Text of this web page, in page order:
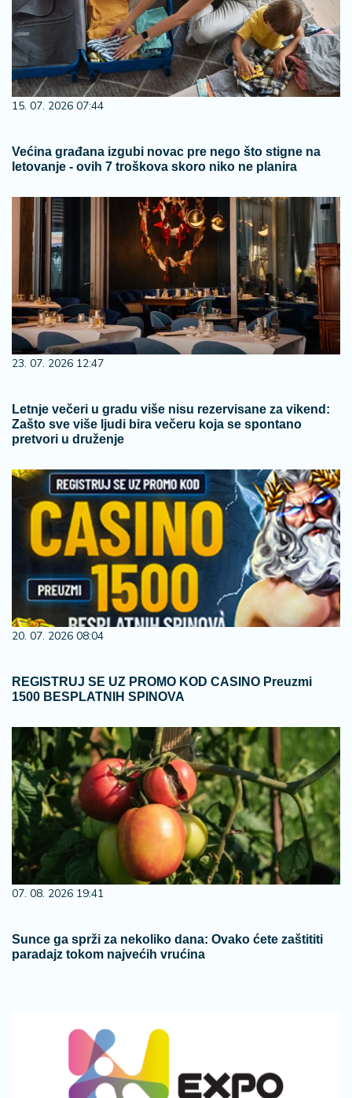
15. 07. 2026 07:44
Većina građana izgubi novac pre nego što stigne na
letovanje - ovih 7 troškova skoro niko ne planira
23. 07. 2026 12:47
Letnje večeri u gradu više nisu rezervisane za vikend:
Zašto sve više ljudi bira večeru koja se spontano
pretvori u druženje
20. 07. 2026 08:04
REGISTRUJ SE UZ PROMO KOD CASINO Preuzmi
1500 BESPLATNIH SPINOVA
07. 08. 2026 19:41
Sunce ga sprži za nekoliko dana: Ovako ćete zaštititi
paradajz tokom najvećih vrućina